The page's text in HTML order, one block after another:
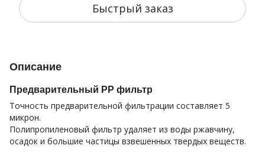
Быстрый заказ
Описание
Предварительный PP фильтр
Точность предварительной фильтрации составляет 5
микрон.
Полипропиленовый фильтр удаляет из воды ржавчину,
осадок и большие частицы взвешенных твердых веществ.